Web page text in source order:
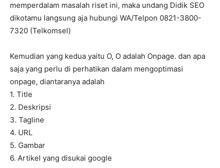
memperdalam masalah riset ini, maka undang Didik SEO
dikotamu langsung aja hubungi WA/Telpon 0821-3800-
7320 (Telkomsel)
Kemudian yang kedua yaitu O, O adalah Onpage. dan apa
saja yang perlu di perhatikan dalam mengoptimasi
onpage, diantaranya adalah
1. Title
2. Deskripsi
3. Tagline
4. URL
5. Gambar
6. Artikel yang disukai google